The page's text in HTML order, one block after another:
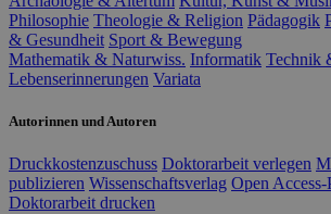
Philosophie Theologie & Religion Pädagogik
& Gesundheit Sport & Bewegung
Mathematik & Naturwiss. Informatik Technik
Lebenserinnerungen Variata
Autorinnen und Autoren
Druckkostenzuschuss Doktorarbeit verlegen
publizieren Wissenschaftsverlag Open
Doktorarbeit drucken